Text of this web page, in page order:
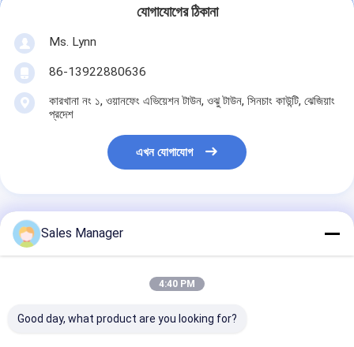
যোগাযোগের ঠিকানা
Ms. Lynn
86-13922880636
কারখানা নং ১, ওয়ানফেং এভিয়েশন টাউন, ওঝু টাউন, সিনচাং কাউন্টি, ঝেজিয়াং
প্রদেশ
এখন যোগাযোগ
আইএসও নিম্ন তাপমাত্রা ঠান্ডা রুম,
ফল জন্য
Sales Manager
4:40 PM
Good day, what product are you looking for?